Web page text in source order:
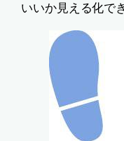
いいか見える化で